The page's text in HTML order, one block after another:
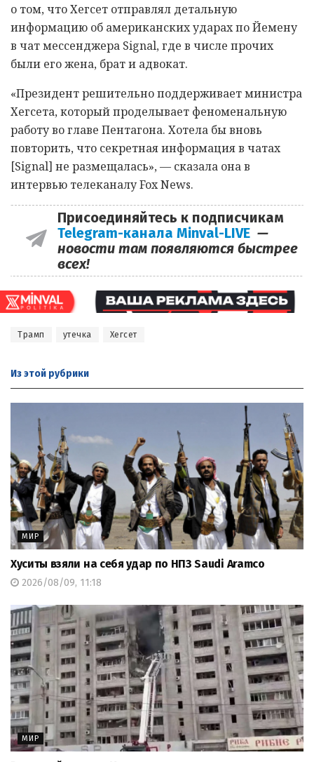
о том, что Хегсет отправлял детальную
информацию об американских ударах по Йемену
в чат мессенджера Signal, где в числе прочих
были его жена, брат и адвокат.
«Президент решительно поддерживает министра
Хегсета, который проделывает феноменальную
работу во главе Пентагона. Хотела бы вновь
повторить, что секретная информация в чатах
[Signal] не размещалась», — сказала она в
интервью телеканалу Fox News.
Присоединяйтесь к подписчикам
Telegram-канала Minval-LIVE —
новости там появляются быстрее
всех!
Трамп утечка Хегсет
Из этой рубрики
МИР
Хуситы взяли на себя удар по НПЗ Saudi Aramco
2026/08/09, 11:18
МИР